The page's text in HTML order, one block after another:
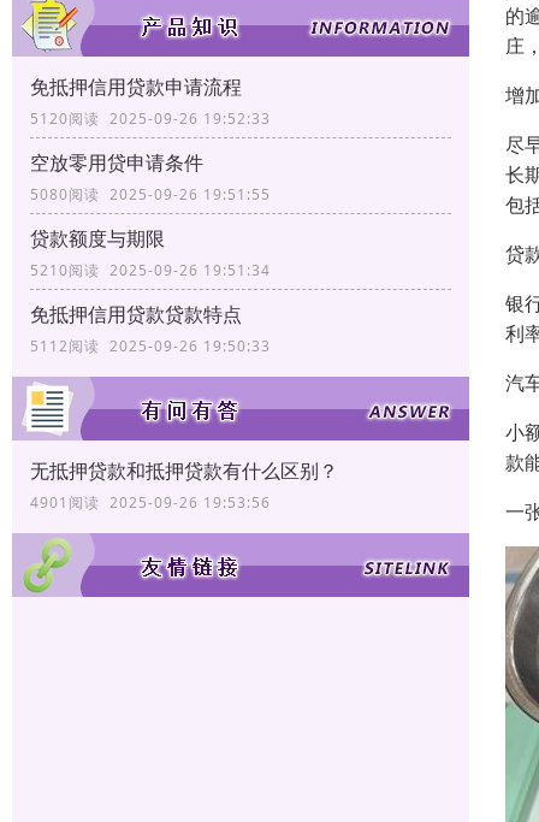
免抵押信用贷款申请流程
5120阅读 2025-09-26 19:52:33
空放零用贷申请条件
5080阅读 2025-09-26 19:51:55
贷款额度与期限
5210阅读 2025-09-26 19:51:34
免抵押信用贷款贷款特点
5112阅读 2025-09-26 19:50:33
无抵押贷款和抵押贷款有什么区别？
4901阅读 2025-09-26 19:53:56
的
庄
增
尽
长
包
贷
银
利
汽
小
款
一